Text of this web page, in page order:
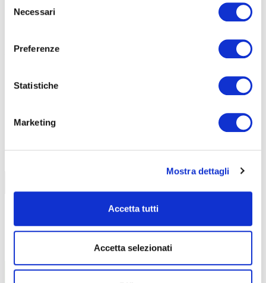
delNecessari
Preferenze
Statistiche
Marketing
Mostra dettagli
Accetta tutti
Accetta selezionati
Seleziona e filtra per:
CORSI
AGROALIMENTARE BENESSERE ESTETICA